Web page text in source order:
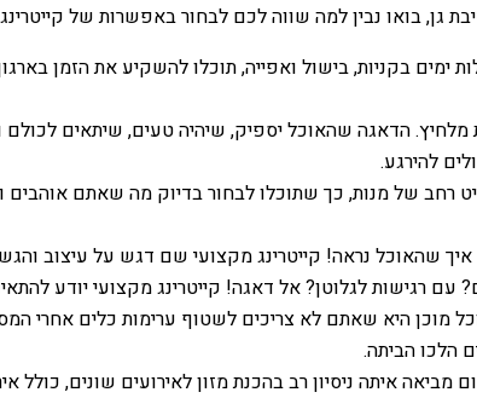
גן, בואו נבין למה שווה לכם לבחור באפשרות של
ימים בקניות, בישול ואפייה, תוכלו להשקיע את הזמן
מלחיץ. הדאגה שהאוכל יספיק, שיהיה טעים, שיתאים
להירגע.
רחב של מנות, כך שתוכלו לבחור בדיוק מה שאתם
שהאוכל נראה! קייטרינג מקצועי שם דגש על עיצוב
עם רגישות לגלוטן? אל דאגה! קייטרינג מקצועי יודע
מוכן היא שאתם לא צריכים לשטוף ערימות כלים אחרי
הלכו הביתה.
מביאה איתה ניסיון רב בהכנת מזון לאירועים שונים,